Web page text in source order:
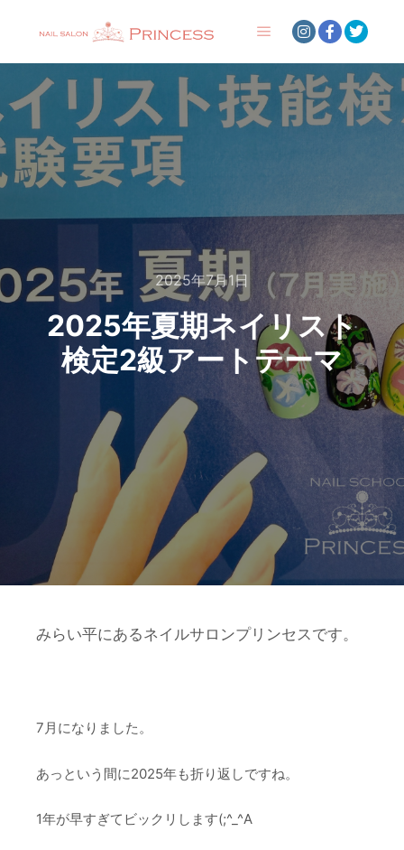
2025年7月1日
2025年夏期ネイリスト
検定2級アートテーマ
みらい平にあるネイルサロンプリンセスです。
7月になりました。
あっという間に2025年も折り返しですね。
1年が早すぎてビックリします(;^_^A